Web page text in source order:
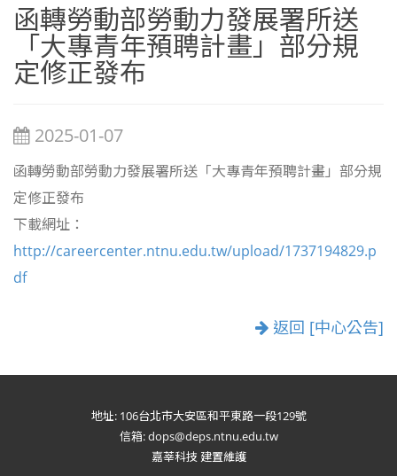
函轉勞動部勞動力發展署所送
「大專青年預聘計畫」部分規
定修正發布
2025-01-07
函轉勞動部勞動力發展署所送「大專青年預聘計畫」部分規
定修正發布
下載網址：
http://careercenter.ntnu.edu.tw/upload/1737194829.p
df
返回 [中心公告]
地址: 106台北市大安區和平東路一段129號
信箱: dops@deps.ntnu.edu.tw
嘉莘科技 建置維護